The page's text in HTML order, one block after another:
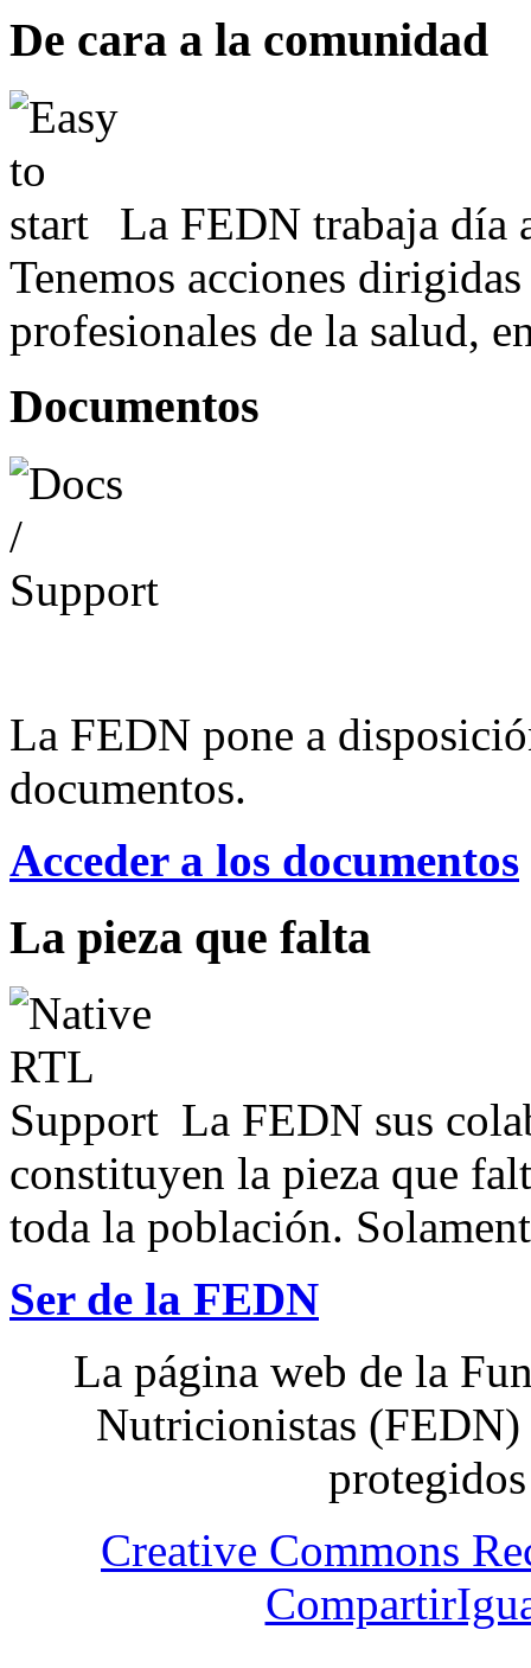
De cara a la comunidad
La FEDN trabaja día
Tenemos acciones
profesionales de la salud,
Documentos
La FEDN pone a
documentos.
Acceder a los documentos
La pieza que falta
La FEDN sus
constituyen la pieza que
toda la población.
Ser de la FEDN
La página web de la
Nutricionistas (FEDN)
Creative Commons